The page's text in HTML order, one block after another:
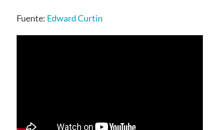
Fuente: Edward Curtin